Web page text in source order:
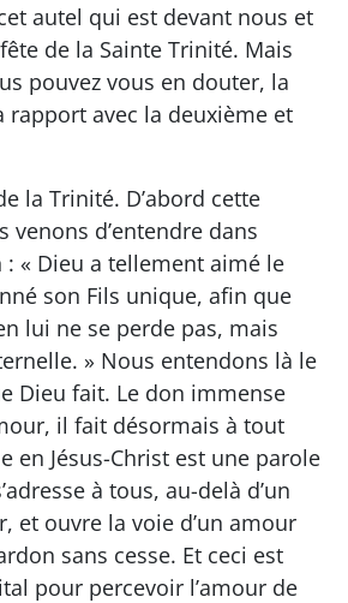
autel qui est devant nous et
de la Sainte Trinité. Mais
pouvez vous en douter, la
rapport avec la deuxième et
la Trinité. D’abord cette
d’entendre dans
: « Dieu a tellement aimé le
son Fils unique, afin que
lui ne se perde pas, mais
» Nous entendons là le
Dieu fait. Le don immense
il fait désormais à tout
en Jésus-Christ est une parole
à tous, au-delà d’un
et ouvre la voie d’un amour
sans cesse. Et ceci est
pour percevoir l’amour de